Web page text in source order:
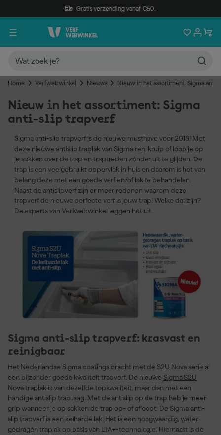
Gratis verzending vanaf €50,-
Home Verfwebwinkel Nieuws Nieuw in het assortiment: Sigma anti-
Nieuw in het assortiment: Sigma
anti-slip trapverf
Sigma anti-slip trapverf is de nieuwe musthave voor 2018! Met
deze nieuwe antislip traplak van Sigma ren, kruip of loop je op
je sokken over de trap en traptreden zónder uit te glijden. De
trap is een veelgebruikt oppervlak in huis en daarom is het van
belang deze met een goede verf en/of lak te behandelen.
Naast de antislipverf zijn er meer redenen waarom deze
trapverf dé nieuwe perfecte verf is jouw trap! Welke dat zijn?
De experts van Verfwebwinkel leggen het uit.
Sigma anti-slip trapverf: krasvast en
reinigbaar
Het Nederlandse Sigma coatings bracht met de S2U Nova serie al
een bijzonder goede kwaliteit trapverf. De nieuwe Sigma S2U
Nova traplak is van dezelfde topkwaliteit, maar dan met een
handige antislip trap laag. Met de antislip op de trap heb je meer
grip wanneer je op sokken de trap op- of afloopt. De Sigma anti-
slip trapverf is een keiharde lak. Het is een hoogwaardig, water-
gedragen traplak op basis van LTA+-technologie. Hiernaast is de